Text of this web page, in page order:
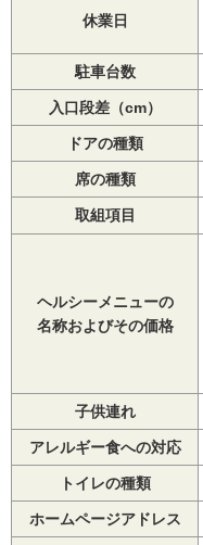
休業日
駐車台数
入口段差（cm）
ドアの種類
席の種類
取組項目
ヘルシーメニューの
名称およびその価格
子供連れ
アレルギー食への対応
トイレの種類
ホームページアドレス